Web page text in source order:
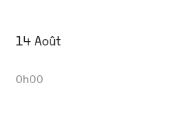
14 Août
0h00